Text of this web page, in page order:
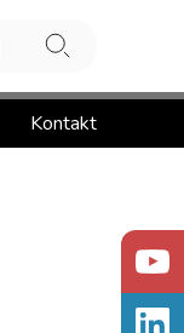
Kontakt